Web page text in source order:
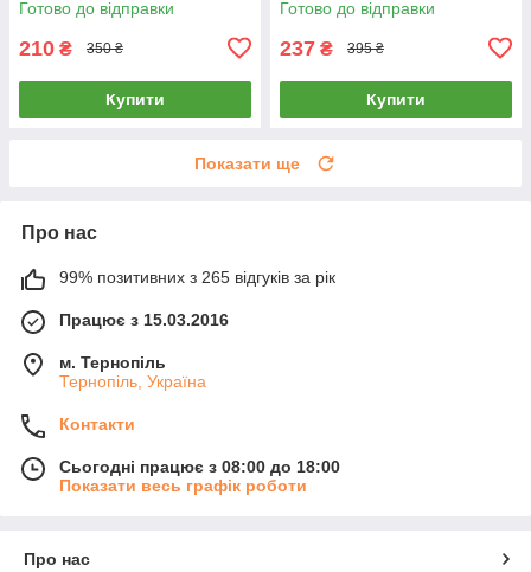
Готово до відправки
210 ₴ 350 ₴
Купити
Готово до відправки
237 ₴ 395 ₴
Купити
Показати ще
Про нас
99% позитивних з 265 відгуків за рік
Працює з 15.03.2016
м. Тернопіль
Тернопіль, Україна
Контакти
Сьогодні працює з 08:00 до 18:00
Показати весь графік роботи
Про нас